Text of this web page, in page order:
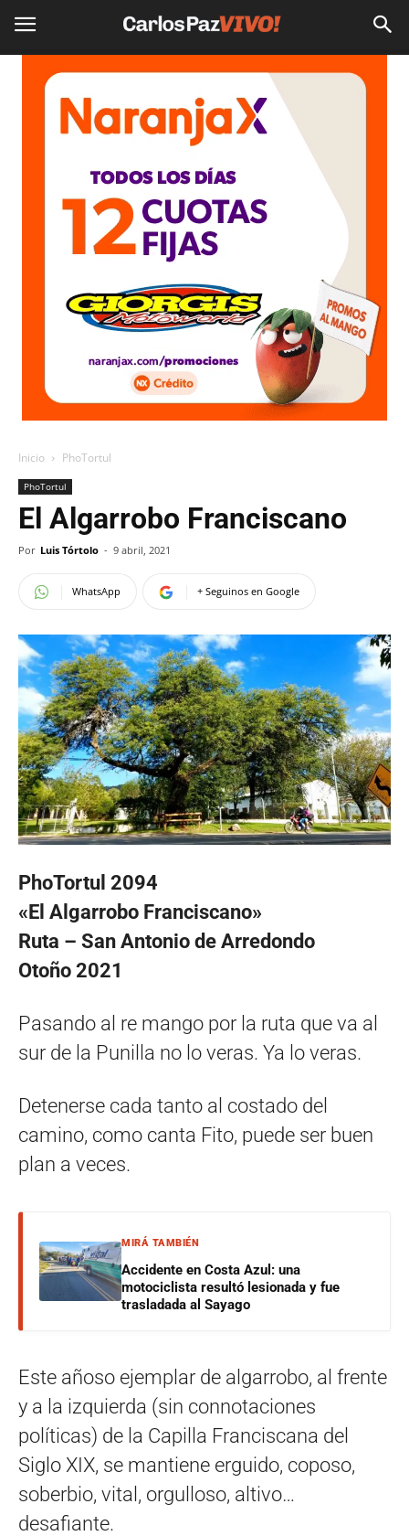
Inicio PhoTortul
PhoTortul
El Algarrobo Franciscano
Por Luis Tórtolo - 9 abril, 2021
WhatsApp + Seguinos en Google
PhoTortul 2094
«El Algarrobo Franciscano»
Ruta – San Antonio de Arredondo
Otoño 2021
Pasando al re mango por la ruta que va al
sur de la Punilla no lo veras. Ya lo veras.
Detenerse cada tanto al costado del
camino, como canta Fito, puede ser buen
plan a veces.
MIRÁ TAMBIÉN
Accidente en Costa Azul: una
motociclista resultó lesionada y fue
trasladada al Sayago
Este añoso ejemplar de algarrobo, al frente
y a la izquierda (sin connotaciones
políticas) de la Capilla Franciscana del
Siglo XIX, se mantiene erguido, coposo,
soberbio, vital, orgulloso, altivo…
desafiante.